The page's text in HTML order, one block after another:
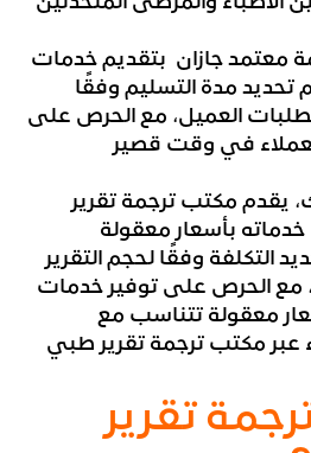
معتمد جازان بتقديم خدمات
تحديد مدة التسليم وفقًا
العميل، مع الحرص على
في وقت قصير
يقدم مكتب ترجمة تقرير
بأسعار معقولة
التكلفة وفقًا لحجم التقرير
مع الحرص على توفير خدمات
معقولة تتناسب مع
عبر مكتب ترجمة تقرير طبي
تقرير